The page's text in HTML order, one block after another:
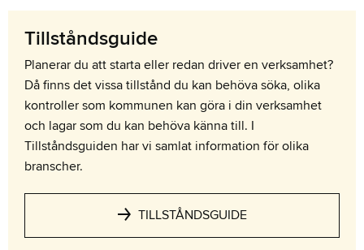
Tillståndsguide
Planerar du att starta eller redan driver en verksamhet?
Då finns det vissa tillstånd du kan behöva söka, olika
kontroller som kommunen kan göra i din verksamhet
och lagar som du kan behöva känna till. I
Tillståndsguiden har vi samlat information för olika
branscher.
TILLSTÅNDSGUIDE